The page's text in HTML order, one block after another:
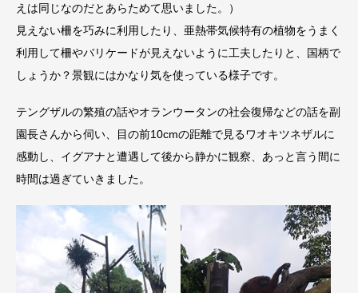
えは同じなのだとあらためて思いました。）
見えない柵を巧みに利用したり、亜熱帯気候特有の植物をうまく
利用して柵やバリケードが見えないように工夫したりと、国柄で
しょうか？景観にはかなり気を使っている様子です。
テングザルの繁殖の話やオランウータンの社会復帰などの話を副
園長さんから伺い、目の前10cmの距離で見るワオキツネザルに
感動し、イグアナと遭遇して後から静かに観察、あっと言う間に
時間は過ぎていきました。